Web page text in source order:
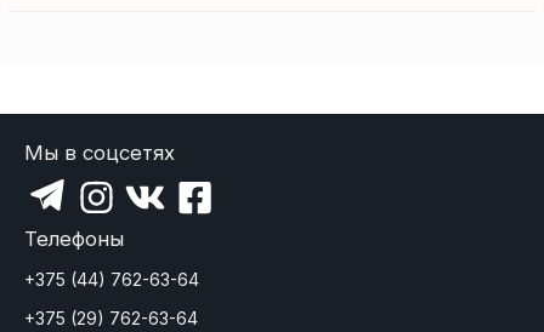
Мы в соцсетях
Телефоны
+375 (44) 762-63-64
+375 (29) 762-63-64